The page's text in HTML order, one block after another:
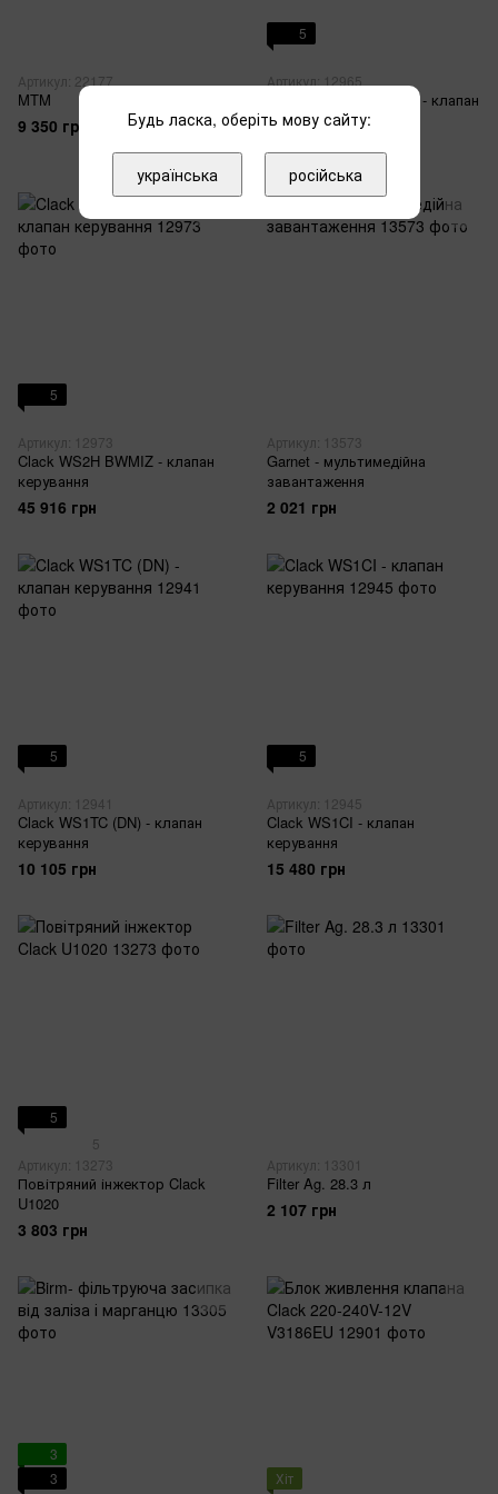
Артикул: 22177
MTM
9 350 грн
5
Артикул: 12965
Clack WS1.5CI DNT IE - клапан
керування
5
Артикул: 12973
Clack WS2H BWMIZ - клапан
керування
45 916 грн
Артикул: 13573
Garnet - мультимедійна
завантаження
2 021 грн
5
Артикул: 12941
Clack WS1TC (DN) - клапан
керування
10 105 грн
5
Артикул: 12945
Clack WS1CI - клапан
керування
15 480 грн
5
5
Артикул: 13273
Повітряний інжектор Clack
U1020
3 803 грн
Артикул: 13301
Filter Ag. 28.3 л
2 107 грн
3
3
Хіт
Будь ласка, оберіть мову сайту:
українська російська